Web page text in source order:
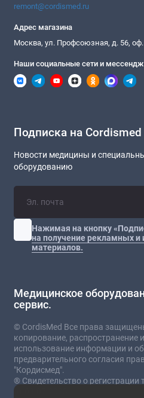
remont@cordismed.ru
Адрес магазина
Москва, ул. Профсоюзная, д. 56, оф.
Наши социальные сети и
Подписка на Cordismed
Новости медицины и
оборудованию
Нажимая на кнопку
на получение рекламных
материалов.
Медицинское
сервис.
© CordisMed Все права
копирование, распространение
использование информации и
предварительного согласия
"Кордисмед".
® Свидетельство о
от 03.07.2023